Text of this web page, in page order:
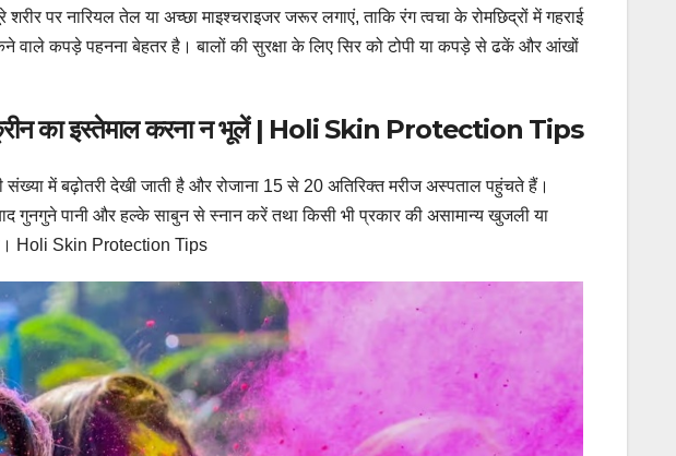
पर नारियल तेल या अच्छा माइश्चराइजर जरूर लगाएं, ताकि रंग त्वचा के रोमछिद्रों में गहराई
कपड़े पहनना बेहतर है। बालों की सुरक्षा के लिए सिर को टोपी या कपड़े से ढकें और आंखों
का इस्तेमाल करना न भूलें | Holi Skin Protection Tips
संख्या में बढ़ोतरी देखी जाती है और रोजाना 15 से 20 अतिरिक्त मरीज अस्पताल पहुंचते हैं।
गुनगुने पानी और हल्के साबुन से स्नान करें तथा किसी भी प्रकार की असामान्य खुजली या
Holi Skin Protection Tips